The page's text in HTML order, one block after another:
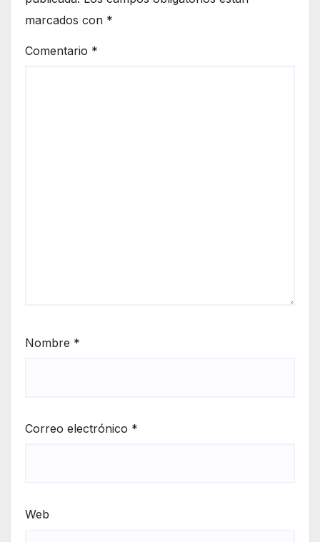
marcados con *
Comentario *
Nombre *
Correo electrónico *
Web